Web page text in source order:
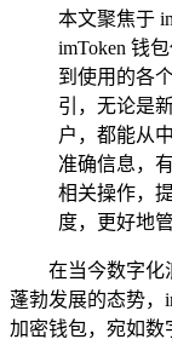
本文聚焦于
imToken 钱
到使用的各
引，无论是
户，都能从
准确信息，
相关操作，
度，更好地
在当今数字化
蓬勃发展的态势，
加密钱包，宛如数